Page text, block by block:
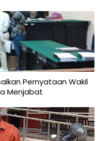
Pernyataan Wakil
Menjabat